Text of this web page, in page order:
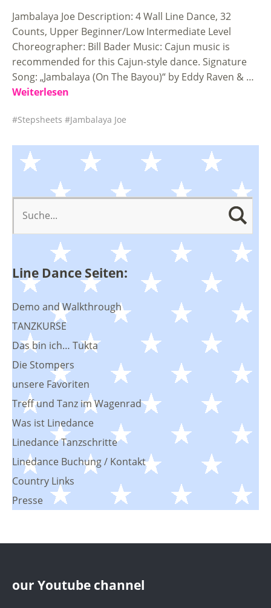
Jambalaya Joe Description: 4 Wall Line Dance, 32
Counts, Upper Beginner/Low Intermediate Level
Choreographer: Bill Bader Music: Cajun music is
recommended for this Cajun-style dance. Signature
Song: „Jambalaya (On The Bayou)“ by Eddy Raven & …
Weiterlesen
Stepsheets Jambalaya Joe
Line Dance Seiten:
Demo and Walkthrough
TANZKURSE
Das bin ich… Tukta
Die Stompers
unsere Favoriten
Treff und Tanz im Wagenrad
Was ist Linedance
Linedance Tanzschritte
Linedance Buchung / Kontakt
Country Links
Presse
our Youtube channel